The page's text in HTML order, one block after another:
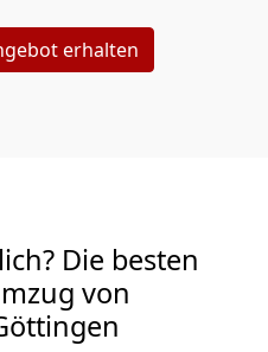
erhalten
Die besten
von